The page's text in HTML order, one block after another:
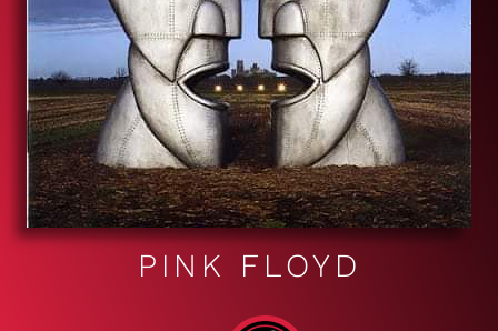
PINK FLOYD